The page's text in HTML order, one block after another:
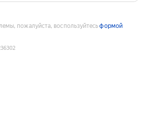
пожалуйста, воспользуйтесьформой